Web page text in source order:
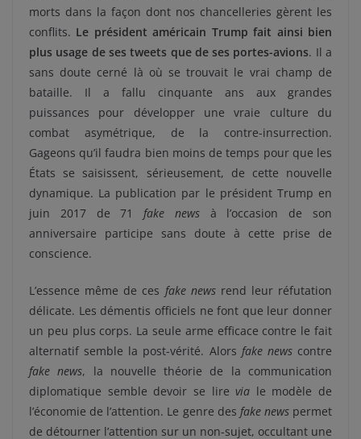
morts dans la façon dont nos chancelleries gèrent les
conflits. Le président américain Trump fait ainsi bien
plus usage de ses tweets que de ses portes-avions. Il a
sans doute cerné là où se trouvait le vrai champ de
bataille. Il a fallu cinquante ans aux grandes
puissances pour développer une vraie culture du
combat asymétrique, de la contre-insurrection.
Gageons qu’il faudra bien moins de temps pour que les
États se saisissent, sérieusement, de cette nouvelle
dynamique. La publication par le président Trump en
juin 2017 de 71fake newsà l’occasion de son
anniversaire participe sans doute à cette prise de
conscience.
L’essence même de ces fake newsrend leur réfutation
délicate. Les démentis officiels ne font que leur donner
un peu plus corps. La seule arme efficace contre le fait
alternatif semble la post-vérité. Alors fake newscontre
fake news, la nouvelle théorie de la communication
diplomatique semble devoir se lirevia le modèle de
l’économie de l’attention. Le genre des fake newspermet
de détourner l’attention sur un non-sujet, occultant une